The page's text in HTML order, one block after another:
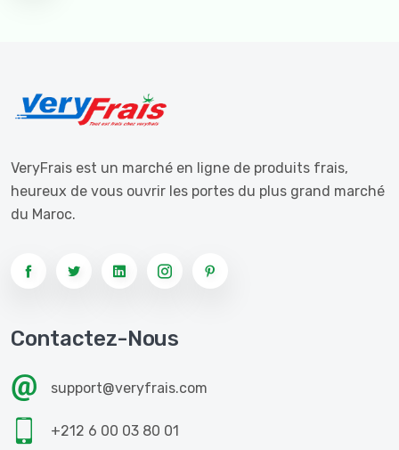
VeryFrais est un marché en ligne de produits frais,
heureux de vous ouvrir les portes du plus grand marché
du Maroc.
Contactez-Nous
support@veryfrais.com
+212 6 00 03 80 01